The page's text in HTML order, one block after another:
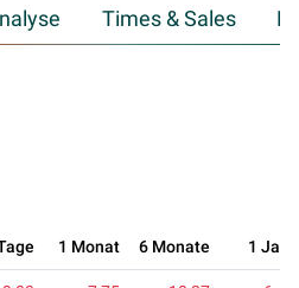
Times & Sales
1 Monat 6 Monate 1 Jahr